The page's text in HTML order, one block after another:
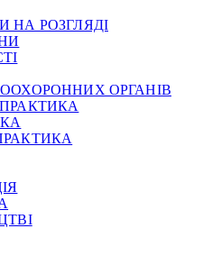
НА РОЗГЛЯДІ
ОРГАНІВ